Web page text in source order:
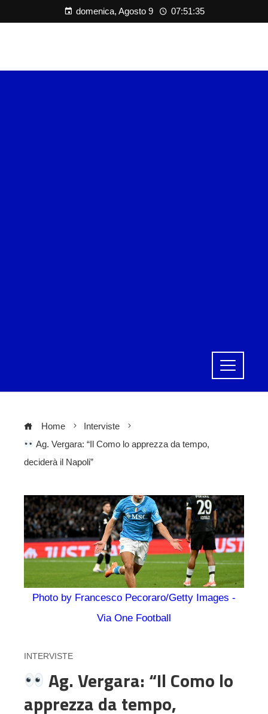
domenica, Agosto 9 07:51:36
Home
Interviste
Ag. Vergara: “Il Como lo apprezza da tempo,
deciderà il Napoli”
Photo by Francesco Pecoraro/Getty Images -
Via One Football
INTERVISTE
Ag. Vergara: “Il Como lo
apprezza da tempo,